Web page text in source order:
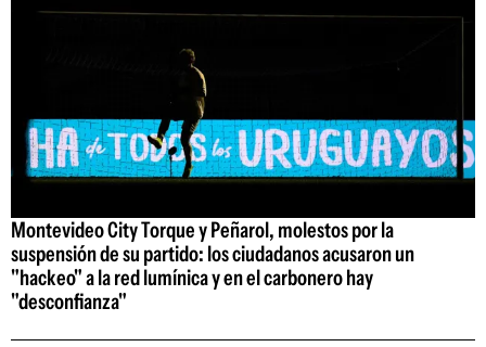
Montevideo City Torque y Peñarol, molestos por la
suspensión de su partido: los ciudadanos acusaron un
"hackeo" a la red lumínica y en el carbonero hay
"desconfianza"